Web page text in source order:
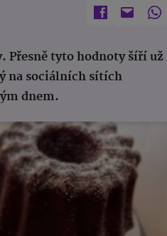
Přesně tyto hodnoty šíří už
na sociálních sítích
dnem.